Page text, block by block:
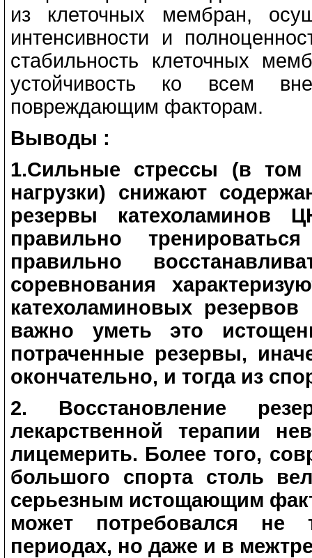
из клеточных мембран,
интенсивности и
стабильность клеточных
устойчивость ко всем
повреждающим факторам.
Выводы :
1.Сильные стрессы (в том
нагрузки) снижают
резервы катехоламинов
правильно
правильно
соревнования
катехоламиновых
важно уметь это
потраченные резервы,
окончательно, и тогда из
2. Восстановление
лекарственной терапии
лицемерить. Более того,
большого спорта столь
серьезным истощающим
может потребовался не
периодах, но даже и в